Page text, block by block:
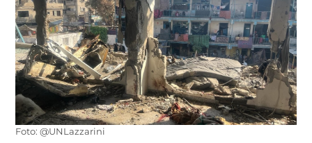
Foto: @UNLazzarini